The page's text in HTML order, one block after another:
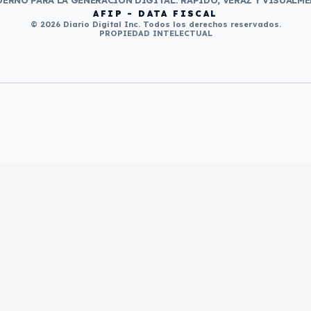
AFIP - DATA FISCAL
© 2026 Diario Digital Inc. Todos los derechos reservados.
PROPIEDAD INTELECTUAL